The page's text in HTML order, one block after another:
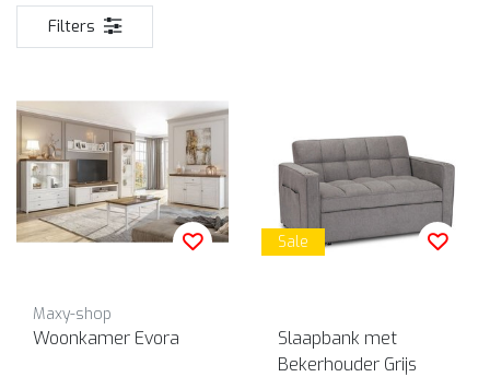
Filters
Maxy-shop
Woonkamer Evora
Sale
Slaapbank met
Bekerhouder Grijs